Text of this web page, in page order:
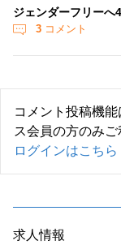
ジェンダーフリー
3 コメント
コメント投稿機
ス会員の方のみご
ログインはこちら
求人情報